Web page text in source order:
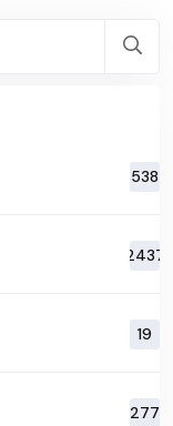
538
2437
19
277